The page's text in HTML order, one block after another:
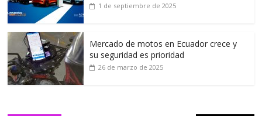
1 de septiembre de 2025
Mercado de motos en Ecuador crece y
su seguridad es prioridad
26 de marzo de 2025